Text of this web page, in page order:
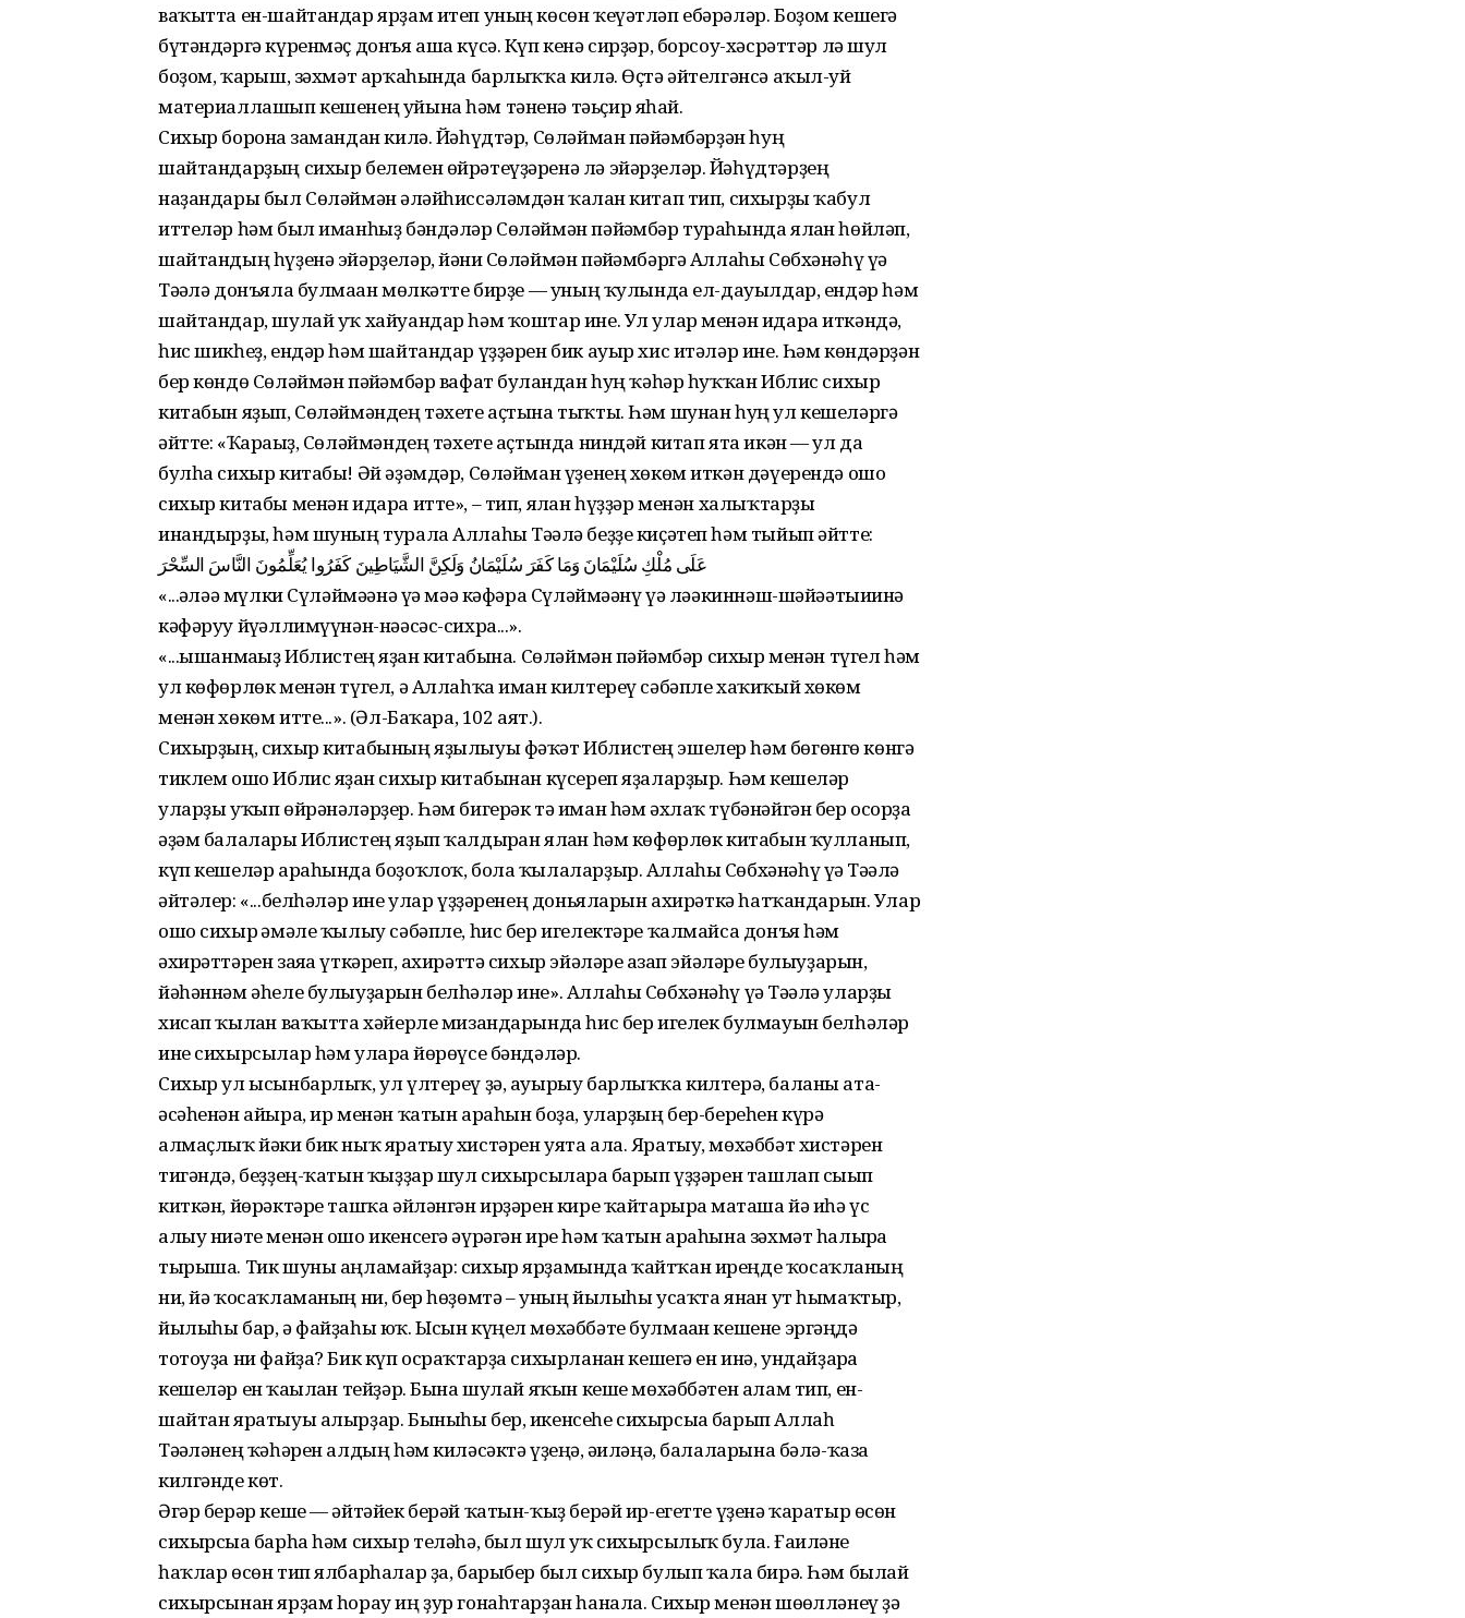
ваҡытта ен-шайтандар ярҙам итеп уның көсөн ҡеүәтләп ебәрәләр. Боҙом кешегә
бүтәндәргә күренмәҫ донъя аша күсә. Күп кенә сирҙәр, борсоу-хәсрәттәр лә шул
боҙом, ҡарғыш, зәхмәт арҡаһында барлыҡҡа килә. Өҫтә әйтелгәнсә аҡыл-уй
материаллашып кешенең уйына һәм тәненә тәьҫир яһай.
Сихыр боронға замандан килә. Йәһүдтәр, Сөләйман пәйғәмбәрҙән һуң
шайтандарҙың сихыр белемен өйрәтеүҙәренә лә эйәрҙеләр. Йәһүдтәрҙең
наҙандары был Сөләймән ғәләйһиссәләмдән ҡалған китап тип, сихырҙы ҡабул
иттеләр һәм был иманһыҙ бәндәләр Сөләймән пәйғәмбәр тураһында ялған һөйләп,
шайтандың һүҙенә эйәрҙеләр, йәғни Сөләймән пәйғәмбәргә Аллаһы Сөбхәнәһү үә
Тәғәлә донъяла булмаған мөлкәтте бирҙе — уның ҡулында ел-дауылдар, ендәр һәм
шайтандар, шулай уҡ хайуандар һәм ҡоштар ине. Ул улар менән идара иткәндә,
һис шикһеҙ, ендәр һәм шайтандар үҙҙәрен бик ауыр хис итәләр ине. Һәм көндәрҙән
бер көндө Сөләймән пәйғәмбәр вафат булғандан һуң ҡәһәр һуҡҡан Иблис сихыр
китабын яҙып, Сөләймәндең тәхете аҫтына тыҡты. Һәм шунан һуң ул кешеләргә
әйтте: «Ҡарағыҙ, Сөләймәндең тәхете аҫтында ниндәй китап ята икән — ул да
булһа сихыр китабы! Әй әҙәмдәр, Сөләйман үҙенең хөкөм иткән дәүерендә ошо
сихыр китабы менән идара итте», – тип, ялған һүҙҙәр менән халыҡтарҙы
инандырҙы, һәм шуның турала Аллаһы Тәғәлә беҙҙе киҫәтеп һәм тыйып әйтте:
عَلَى مُلْكِ سُلَيْمَانَ وَمَا كَفَرَ سُلَيْمَانُ وَلَكِنَّ الشَّيَاطِينَ كَفَرُوا يُعَلِّمُونَ النَّاسَ السِّحْرَ
«...ғәләә мүлки Сүләймәәнә үә мәә кәфәра Сүләймәәнү үә ләәкиннәш-шәйәәтыиинә
кәфәруу йүғәллимүүнән-нәәсәс-сихра...».
«...ышанмағыҙ Иблистең яҙған китабына. Сөләймән пәйғәмбәр сихыр менән түгел һәм
ул көфөрлөк менән түгел, ә Аллаһҡа иман килтереү сәбәпле хаҡиҡый хөкөм
менән хөкөм итте...». (Әл-Баҡара, 102 аят.).
Сихырҙың, сихыр китабының яҙылыуы фәҡәт Иблистең эшелер һәм бөгөнгө көнгә
тиклем ошо Иблис яҙған сихыр китабынан күсереп яҙаларҙыр. Һәм кешеләр
уларҙы уҡып өйрәнәләрҙер. Һәм бигерәк тә иман һәм әхлаҡ түбәнәйгән бер осорҙа
әҙәм балалары Иблистең яҙып ҡалдырған ялған һәм көфөрлөк китабын ҡулланып,
күп кешеләр араһында боҙоҡлоҡ, бола ҡылаларҙыр. Аллаһы Сөбхәнәһү үә Тәғәлә
әйтәлер: «...белһәләр ине улар үҙҙәренең доньяларын ахирәткә һатҡандарын. Улар
ошо сихыр ғәмәле ҡылыу сәбәпле, һис бер игелектәре ҡалмайса донъя һәм
әхирәттәрен заяға үткәреп, ахирәттә сихыр эйәләре ғазап эйәләре булыуҙарын,
йәһәннәм әһеле булыуҙарын белһәләр ине». Аллаһы Сөбхәнәһү үә Тәғәлә уларҙы
хисап ҡылған ваҡытта хәйерле мизандарында һис бер игелек булмауын белһәләр
ине сихырсылар һәм уларға йөрөүсе бәндәләр.
Сихыр ул ысынбарлыҡ, ул үлтереү ҙә, ауырыу барлыҡҡа килтерә, баланы ата-
әсәһенән айыра, ир менән ҡатын араһын боҙа, уларҙың бер-береһен күрә
алмаҫлыҡ йәки бик ныҡ яратыу хистәрен уята ала. Яратыу, мөхәббәт хистәрен
тигәндә, беҙҙең-ҡатын ҡыҙҙар шул сихырсыларға барып үҙҙәрен ташлап сығып
киткән, йөрәктәре ташҡа әйләнгән ирҙәрен кире ҡайтарырға маташа йә иһә үс
алыу ниәте менән ошо икенсегә әүрәгән ире һәм ҡатын араһына зәхмәт һалырға
тырыша. Тик шуны аңламайҙар: сихыр ярҙамында ҡайтҡан иреңде ҡосаҡланың
ни, йә ҡосаҡламаның ни, бер һөҙөмтә – уның йылыһы усаҡта янған ут һымаҡтыр,
йылыһы бар, ә файҙаһы юҡ. Ысын күңел мөхәббәте булмаған кешене эргәңдә
тотоуҙа ни файҙа? Бик күп осраҡтарҙа сихырланған кешегә ен инә, ундайҙарға
кешеләр ен ҡағылған тейҙәр. Бына шулай яҡын кеше мөхәббәтен алам тип, ен-
шайтан яратыуы алырҙар. Быныһы бер, икенсеһе сихырсыға барып Аллаһ
Тәғәләнең ҡәһәрен алдың һәм киләсәктә үҙеңә, ғәиләңә, балаларына бәлә-ҡаза
килгәнде көт.
Әгәр берәр кеше — әйтәйек берәй ҡатын-ҡыҙ берәй ир-егетте үҙенә ҡаратыр өсөн
сихырсыға барһа һәм сихыр теләһә, был шул уҡ сихырсылыҡ була. Ғаиләне
һаҡлар өсөн тип ялбарһалар ҙа, барыбер был сихыр булып ҡала бирә. Һәм былай
сихырсынан ярҙам һорау иң ҙур гонаһтарҙан һанала. Сихыр менән шөғөлләнеү ҙә